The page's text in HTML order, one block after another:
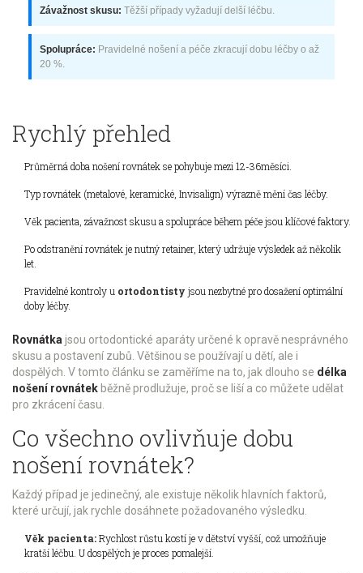
Závažnost skusu: Těžší případy vyžadují delší léčbu.
Spolupráce: Pravidelné nošení a péče zkracují dobu léčby o až
20 %.
Rychlý přehled
Průměrná doba nošení rovnátek se pohybuje mezi 12-36měsíci.
Typ rovnátek (metalové, keramické, Invisalign) výrazně mění čas léčby.
Věk pacienta, závažnost skusu a spolupráce během péče jsou klíčové faktory.
Po odstranění rovnátek je nutný retainer, který udržuje výsledek až několik
let.
Pravidelné kontroly u ortodontisty jsou nezbytné pro dosažení optimální
doby léčby.
Rovnátkajsou ortodontické aparáty určené k opravě nesprávného
skusu a postavení zubů. Většinou se používají u dětí, ale i
dospělých. V tomto článku se zaměříme na to, jak dlouho se délka
nošení rovnátek běžně prodlužuje, proč se liší a co můžete udělat
pro zkrácení času.
Co všechno ovlivňuje dobu
nošení rovnátek?
Každý případ je jedinečný, ale existuje několik hlavních faktorů,
které určují, jak rychle dosáhnete požadovaného výsledku.
Věk pacienta:Rychlost růstu kostí je v dětství vyšší, což umožňuje
kratší léčbu. U dospělých je proces pomalejší.